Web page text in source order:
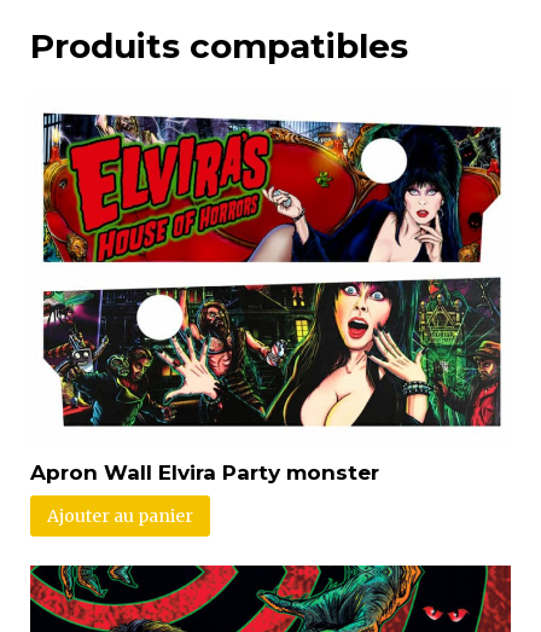
Produits compatibles
Apron Wall Elvira Party monster
Ajouter au panier